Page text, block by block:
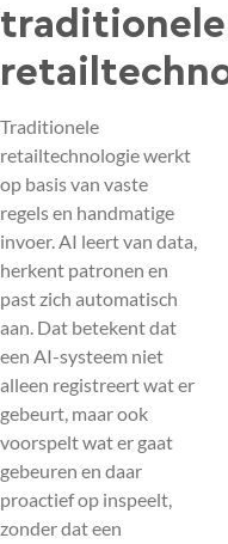
traditionele
Traditionele
retailtechnologie werkt
op basis van vaste
regels en handmatige
invoer. AI leert van data,
herkent patronen en
past zich automatisch
aan. Dat betekent dat
een AI-systeem niet
alleen registreert wat er
gebeurt, maar ook
voorspelt wat er gaat
gebeuren en daar
proactief op inspeelt,
zonder dat een